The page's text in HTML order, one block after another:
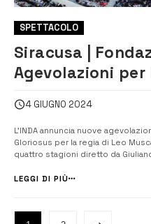
SPETTACOLO
Siracusa |
Agevolazioni per
4 GIUGNO 2024
L’INDA annuncia nuove
Gloriosus per la regia di Leo
quattro stagioni diretto da
di due biglietti, al prezzo di 20
LEGGI DI PIÙ